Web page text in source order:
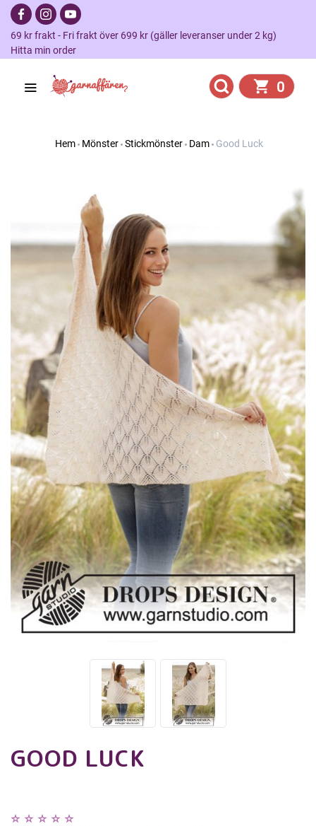
69 kr frakt - Fri frakt över 699 kr (gäller leveranser under 2 kg)
Hitta min order
0
Hem Mönster Stickmönster Dam Good Luck
GOOD LUCK